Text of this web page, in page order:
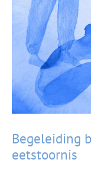
Begeleiding
eetstoornis